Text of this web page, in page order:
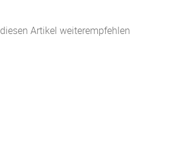
diesen Artikel weiterempfehlen